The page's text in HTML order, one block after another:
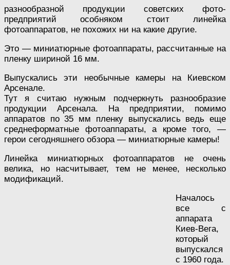
разнообразной продукции советских фото-
предприятий особняком стоит линейка
фотоаппаратов, не похожих ни на какие другие.
Это — миниатюрные фотоаппараты, рассчитанные на
пленку шириной 16 мм.
Выпускались эти необычные камеры на Киевском
Арсенале.
Тут я считаю нужным подчеркнуть разнообразие
продукции Арсенала. На предприятии, помимо
аппаратов по 35 мм пленку выпускались ведь еще
среднеформатные фотоаппараты, а кроме того, —
герои сегодняшнего обзора — миниатюрные камеры!
Линейка миниатюрных фотоаппаратов не очень
велика, но насчитывает, тем не менее, несколько
модификаций.
Началось
все с
аппарата
Киев-Вега,
который
выпускался
с 1960 года.